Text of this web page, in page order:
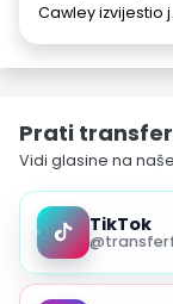
Cawley izvijestio j
Prati
Vidi glasine na
TikTok